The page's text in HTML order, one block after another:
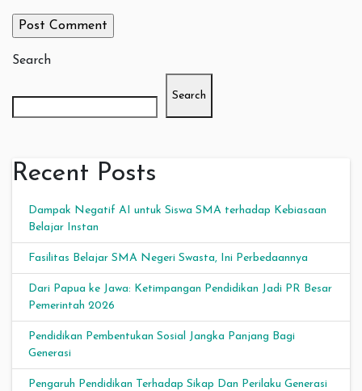
Search
Search
Recent Posts
Dampak Negatif AI untuk Siswa SMA terhadap Kebiasaan
Belajar Instan
Fasilitas Belajar SMA Negeri Swasta, Ini Perbedaannya
Dari Papua ke Jawa: Ketimpangan Pendidikan Jadi PR Besar
Pemerintah 2026
Pendidikan Pembentukan Sosial Jangka Panjang Bagi
Generasi
Pengaruh Pendidikan Terhadap Sikap Dan Perilaku Generasi